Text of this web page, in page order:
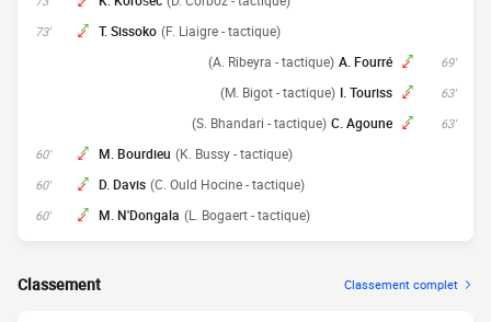
73' T. Sissoko (F. Liaigre - tactique)
69'
A. Fourré
(A. Ribeyra - tactique)
63'
I. Touriss
(M. Bigot - tactique)
63'
C. Agoune
(S. Bhandari - tactique)
60' M. Bourdieu (K. Bussy - tactique)
60' D. Davis (C. Ould Hocine - tactique)
60' M. N'Dongala (L. Bogaert - tactique)
Classement Classement complet